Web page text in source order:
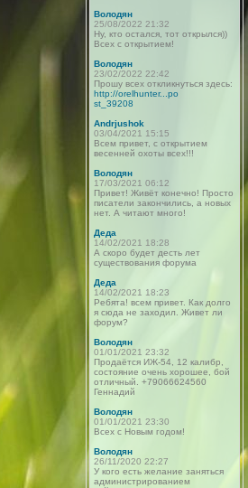
Володян
25/08/2022 21:32
Ну, кто остался, тот открылся))
Всех с открытием!
Володян
23/02/2022 22:42
Прошу всех откликнуться здесь:
http://orelhunter...po
st_39208
Andrjushok
03/04/2021 15:15
Всем привет, с открытием
весенней охоты всех!!!
Володян
17/03/2021 06:12
Привет! Живёт конечно! Просто
писатели закончились, а новых
нет. А читают много!
Деда
14/02/2021 18:28
А скоро будет десть лет
существования форума
Деда
14/02/2021 18:23
Ребята! всем привет. Как долго
я сюда не заходил. Живет ли
форум?
Володян
01/01/2021 23:32
Продаётся ИЖ-54, 12 калибр,
состояние очень хорошее, бой
отличный. +79066624560
Геннадий
Володян
01/01/2021 23:30
Всех с Новым годом!
Володян
26/11/2020 22:27
У кого есть желание заняться
администрированием